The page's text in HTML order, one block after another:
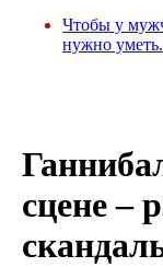
Чтобы у
нужно
сцене –